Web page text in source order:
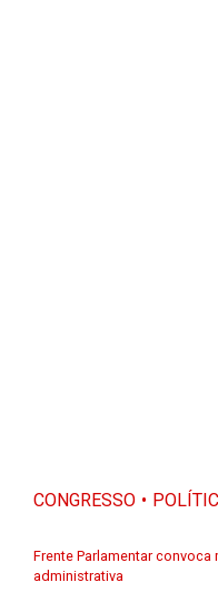
CONGRESSO
Frente Parlamentar
administrativa